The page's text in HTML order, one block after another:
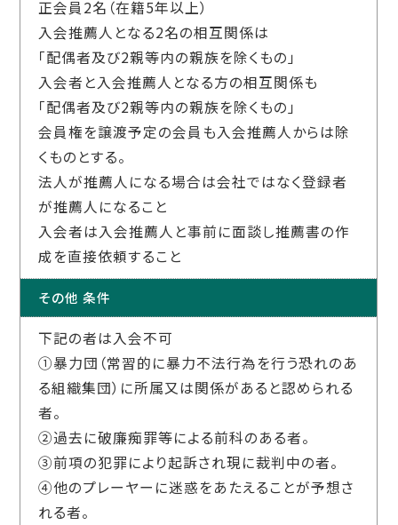
正会員2名（在籍5年以上）
入会推薦人となる2名の相互関係は
「配偶者及び2親等内の親族を除くもの」
入会者と入会推薦人となる方の相互関係も
「配偶者及び2親等内の親族を除くもの」
会員権を譲渡予定の会員も入会推薦人からは除
くものとする。
法人が推薦人になる場合は会社ではなく登録者
が推薦人になること
入会者は入会推薦人と事前に面談し推薦書の作
成を直接依頼すること
その他 条件
下記の者は入会不可
①暴力団（常習的に暴力不法行為を行う恐れのあ
る組織集団）に所属又は関係があると認められる
者。
②過去に破廉痴罪等による前科のある者。
③前項の犯罪により起訴され現に裁判中の者。
④他のプレーヤーに迷惑をあたえることが予想さ
れる者。